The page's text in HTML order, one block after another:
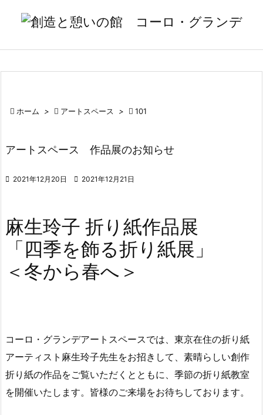
 ホーム >  アートスペース >  101
アートスペース 作品展のお知らせ
 2021年12月20日  2021年12月21日
麻生玲子 折り紙作品展
「四季を飾る折り紙展」
＜冬から春へ＞
コーロ・グランデアートスペースでは、東京在住の折り紙
アーティスト麻生玲子先生をお招きして、素晴らしい創作
折り紙の作品をご覧いただくとともに、季節の折り紙教室
を開催いたします。皆様のご来場をお待ちしております。